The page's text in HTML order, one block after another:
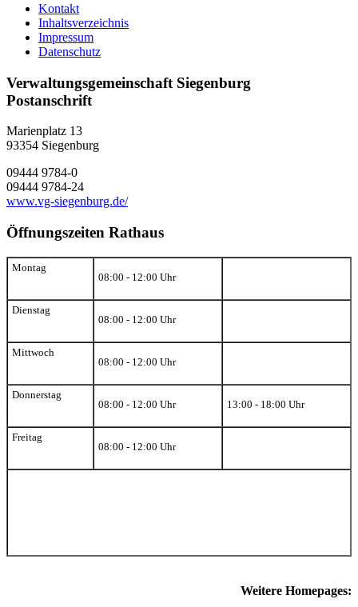
Kontakt
Inhaltsverzeichnis
Impressum
Datenschutz
Verwaltungsgemeinschaft Siegenburg
Postanschrift
Marienplatz 13
93354 Siegenburg
09444 9784-0
09444 9784-24
www.vg-siegenburg.de/
Öffnungszeiten Rathaus
Montag
08:00 - 12:00 Uhr
Dienstag
08:00 - 12:00 Uhr
Mittwoch
08:00 - 12:00 Uhr
Donnerstag
08:00 - 12:00 Uhr
13:00 - 18:00 Uhr
Freitag
08:00 - 12:00 Uhr
Weitere Homepages: